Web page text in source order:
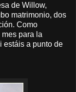
de Willow,
matrimonio, dos
Como
para la
estáis a punto de